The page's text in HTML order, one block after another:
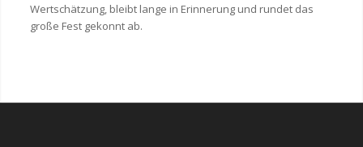
Wertschätzung, bleibt lange in Erinnerung und rundet das
große Fest gekonnt ab.